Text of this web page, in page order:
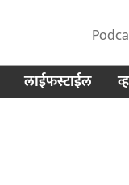
लाईफस्टाईल